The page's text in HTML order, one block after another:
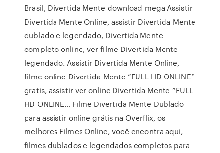
Brasil, Divertida Mente download mega Assistir
Divertida Mente Online, assistir Divertida Mente
dublado e legendado, Divertida Mente
completo online, ver filme Divertida Mente
legendado. Assistir Divertida Mente Online,
filme online Divertida Mente ”FULL HD ONLINE”
gratis, assistir ver online Divertida Mente ”FULL
HD ONLINE… Filme Divertida Mente Dublado
para assistir online grátis na Overflix, os
melhores Filmes Online, você encontra aqui,
filmes dublados e legendados completos para